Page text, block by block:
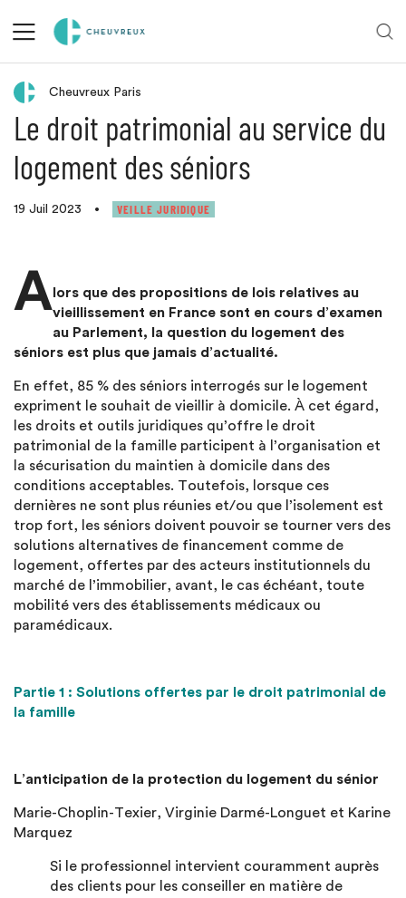
Retour aux actualités
Cheuvreux Paris
Le droit patrimonial au service du
logement des séniors
19 Juil 2023 • VEILLE JURIDIQUE
A lors que des propositions de lois relatives au
vieillissement en France sont en cours d’examen
au Parlement, la question du logement des
séniors est plus que jamais d’actualité.
En effet, 85 % des séniors interrogés sur le logement
expriment le souhait de vieillir à domicile. À cet égard,
les droits et outils juridiques qu’offre le droit
patrimonial de la famille participent à l’organisation et
la sécurisation du maintien à domicile dans des
conditions acceptables. Toutefois, lorsque ces
dernières ne sont plus réunies et/ou que l’isolement est
trop fort, les séniors doivent pouvoir se tourner vers des
solutions alternatives de financement comme de
logement, offertes par des acteurs institutionnels du
marché de l’immobilier, avant, le cas échéant, toute
mobilité vers des établissements médicaux ou
paramédicaux.
Partie 1 : Solutions offertes par le droit patrimonial de
la famille
L’anticipation de la protection du logement du sénior
Marie-Choplin-Texier, Virginie Darmé-Longuet et Karine
Marquez
Si le professionnel intervient couramment auprès
des clients pour les conseiller en matière de